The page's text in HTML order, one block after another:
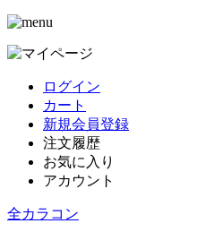
ログイン
カート
新規会員登録
注文履歴
お気に入り
アカウント
全カラコン